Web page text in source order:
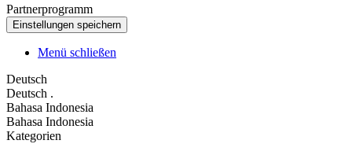
Partnerprogramm
Menü schließen
Deutsch
Deutsch .
Bahasa Indonesia
Bahasa Indonesia
Kategorien